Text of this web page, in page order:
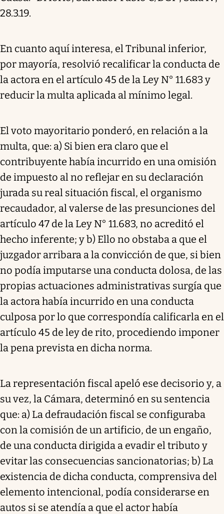
28.3.19.
En cuanto aquí interesa, el Tribunal inferior,
por mayoría, resolvió recalificar la conducta de
la actora en el artículo 45 de la Ley N° 11.683 y
reducir la multa aplicada al mínimo legal.
El voto mayoritario ponderó, en relación a la
multa, que: a) Si bien era claro que el
contribuyente había incurrido en una omisión
de impuesto al no reflejar en su declaración
jurada su real situación fiscal, el organismo
recaudador, al valerse de las presunciones del
artículo 47 de la Ley N° 11.683, no acreditó el
hecho inferente; y b) Ello no obstaba a que el
juzgador arribara a la convicción de que, si bien
no podía imputarse una conducta dolosa, de las
propias actuaciones administrativas surgía que
la actora había incurrido en una conducta
culposa por lo que correspondía calificarla en el
artículo 45 de ley de rito, procediendo imponer
la pena prevista en dicha norma.
La representación fiscal apeló ese decisorio y, a
su vez, la Cámara, determinó en su sentencia
que: a) La defraudación fiscal se configuraba
con la comisión de un artificio, de un engaño,
de una conducta dirigida a evadir el tributo y
evitar las consecuencias sancionatorias; b) La
existencia de dicha conducta, comprensiva del
elemento intencional, podía considerarse en
autos si se atendía a que el actor había